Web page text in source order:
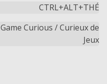
CTRL+ALT+THÉ
Game Curious / Curieux de
Jeux